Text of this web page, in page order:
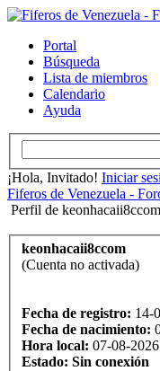
Portal
Búsqueda
Lista de miembros
Calendario
Ayuda
¡Hola, Invitado! Iniciar
Fiferos de Venezuela -
Perfil de keonhacaii8ccom
keonhacaii8ccom
(Cuenta no activada)
Fecha de registro: 14-
Fecha de nacimiento:
Hora local: 07-08-
Estado: Sin conexión